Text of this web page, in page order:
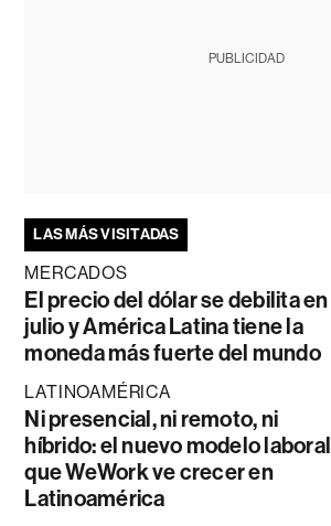
PUBLICIDAD
LAS MÁS VISITADAS
MERCADOS
El precio del dólar se debilita en
julio y América Latina tiene la
moneda más fuerte del mundo
LATINOAMÉRICA
Ni presencial, ni remoto, ni
híbrido: el nuevo modelo laboral
que WeWork ve crecer en
Latinoamérica